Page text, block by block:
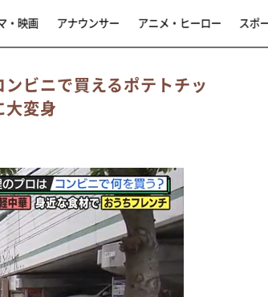
・映画 アナウンサー アニメ・ヒーロー スポ
ビニで買えるポテトチッ
大変身